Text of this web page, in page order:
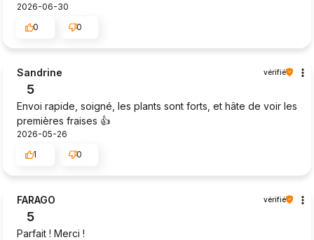
2026-06-30
0
0
Sandrine vérifié
5
Envoi rapide, soigné, les plants sont forts, et hâte de voir les
premières fraises 👍️
2026-05-26
1
0
FARAGO vérifié
5
Parfait ! Merci !